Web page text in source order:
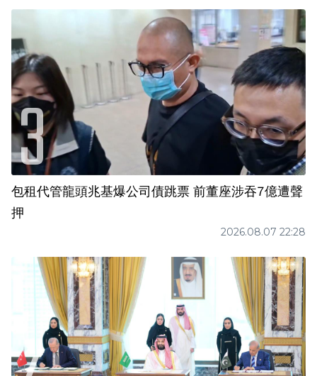
包租代管龍頭兆基爆公司債跳票 前董座涉吞7億遭聲
押
2026.08.07 22:28